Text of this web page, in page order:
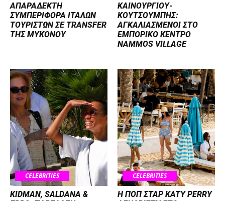
ΑΠΑΡΑΔΕΚΤΗ
ΣΥΜΠΕΡΙΦΟΡΑ ΙΤΑΛΩΝ
ΤΟΥΡΙΣΤΩΝ ΣΕ TRANSFER
ΤΗΣ ΜΥΚΟΝΟΥ
ΚΑΙΝΟΥΡΓΙΟΥ-
ΚΟΥΤΣΟΥΜΠΗΣ:
ΑΓΚΑΛΙΑΣΜΕΝΟΙ ΣΤΟ
ΕΜΠΟΡΙΚΟ ΚΕΝΤΡΟ
NAMMOS VILLAGE
CELEBRITIES
KIDMAN, SALDANA &
CELEBRITIES
H ΠΟΠ ΣΤΑΡ KATY PERRY